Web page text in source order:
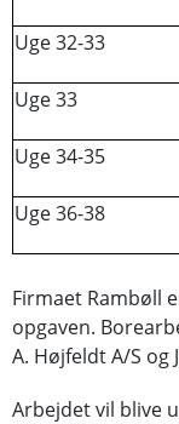
Uge 32-33
Uge 33
Uge 34-35
Uge 36-38
Firmaet Rambøll
opgaven.
A. Højfeldt A/S og
Arbejdet vil blive